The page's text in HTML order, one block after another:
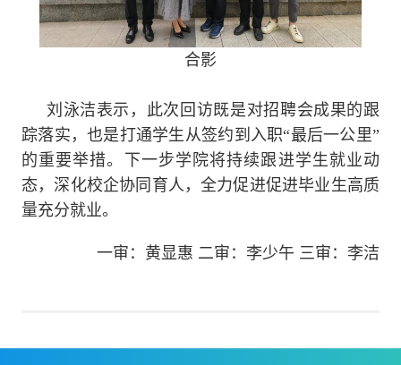
合影
刘泳洁表示，此次回访既是对招聘会成果的跟
踪落实，也是打通学生从签约到入职“最后一公里”
的重要举措。下一步学院将持续跟进学生就业动
态，深化校企协同育人，全力促进促进毕业生高质
量充分就业。
一审：黄显惠 二审：李少午 三审：李洁